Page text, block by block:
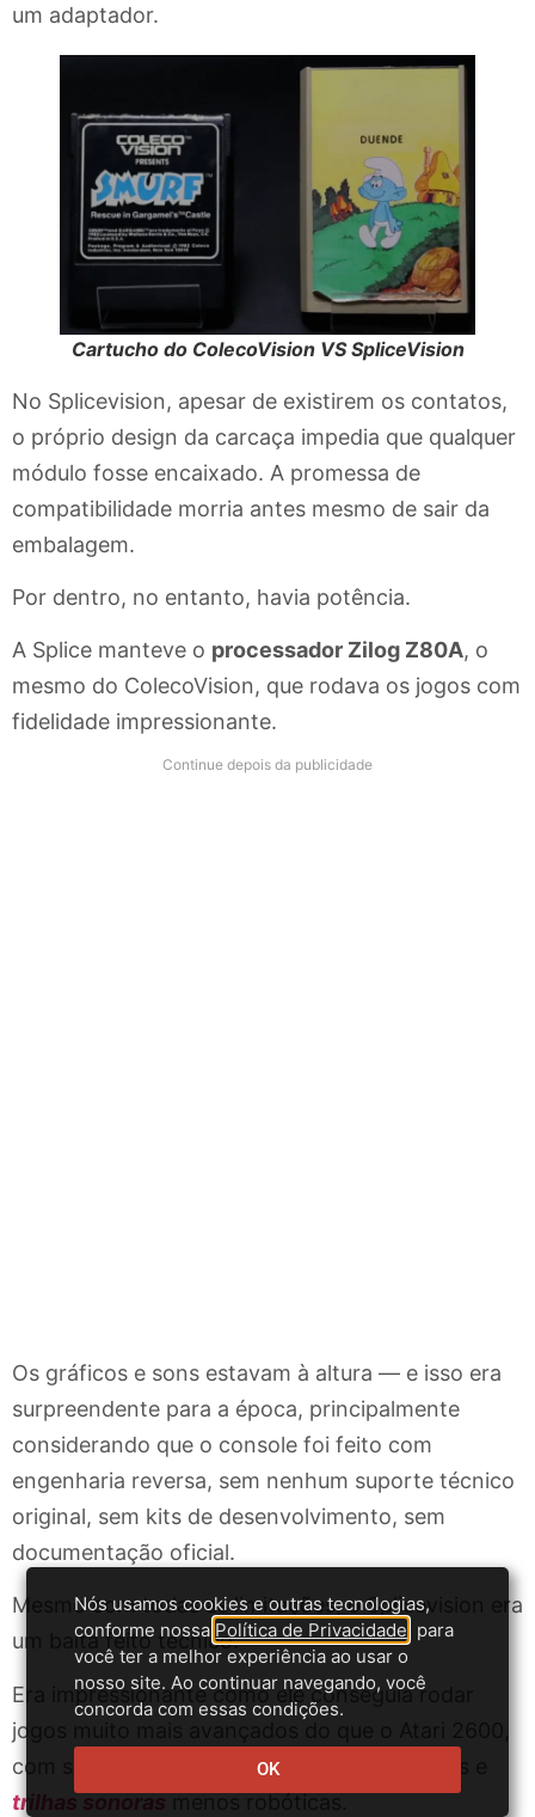
um adaptador.
Cartucho do ColecoVision VS SpliceVision
No Splicevision, apesar de existirem os contatos,
o próprio design da carcaça impedia que qualquer
módulo fosse encaixado. A promessa de
compatibilidade morria antes mesmo de sair da
embalagem.
Por dentro, no entanto, havia potência.
A Splice manteve o processador Zilog Z80A, o
mesmo do ColecoVision, que rodava os jogos com
fidelidade impressionante.
Continue depois da publicidade
Os gráficos e sons estavam à altura — e isso era
surpreendente para a época, principalmente
considerando que o console foi feito com
engenharia reversa, sem nenhum suporte técnico
original, sem kits de desenvolvimento, sem
documentação oficial.
Mesmo com todas as limitações, o Splicevision era
um baita feito técnico.
Era impressionante como ele conseguia rodar
jogos muito mais avançados do que o Atari 2600,
com sprites maiores,
animações
trilhas sonorasmenos robóticas.
Nós usamos cookies e outras tecnologias,
conforme nossa Política de Privacidade , para
você ter a melhor experiência ao usar o
nosso site. Ao continuar navegando, você
concorda com essas condições.
OK